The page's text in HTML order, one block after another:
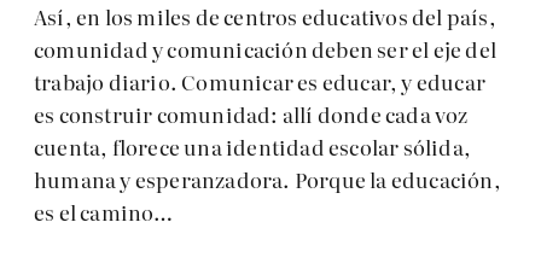
Así, en los miles de centros educativos del país,
comunidad y comunicación deben ser el eje del
trabajo diario. Comunicar es educar, y educar
es construir comunidad: allí donde cada voz
cuenta, florece una identidad escolar sólida,
humana y esperanzadora. Porque la educación,
es el camino…